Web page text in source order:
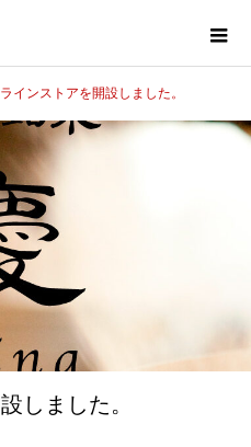
インストアを開設しました。
しました。